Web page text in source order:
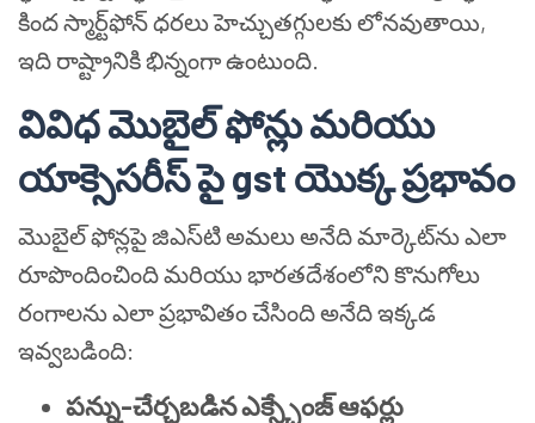
కింద స్మార్ట్‌ఫోన్ ధరలు హెచ్చుతగ్గులకు లోనవుతాయి,
ఇది రాష్ట్రానికి భిన్నంగా ఉంటుంది.
వివిధ మొబైల్ ఫోన్లు మరియు
యాక్సెసరీస్ పై gst యొక్క ప్రభావం
మొబైల్ ఫోన్లపై జిఎస్‌టి అమలు అనేది మార్కెట్‌ను ఎలా
రూపొందించింది మరియు భారతదేశంలోని కొనుగోలు
రంగాలను ఎలా ప్రభావితం చేసింది అనేది ఇక్కడ
ఇవ్వబడింది:
పన్ను-చేర్చబడిన ఎక్స్ఛేంజ్ ఆఫర్లు